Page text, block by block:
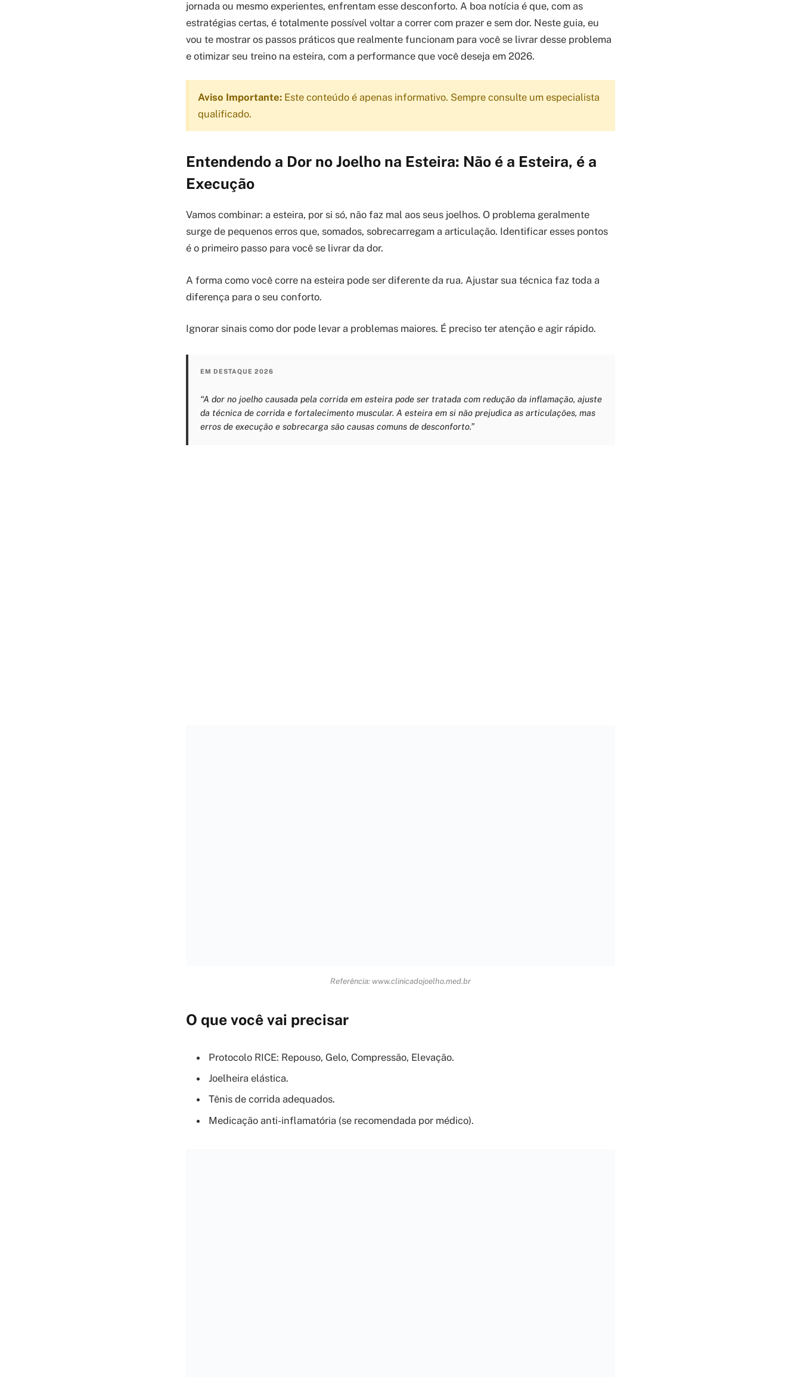
jornada ou mesmo experientes, enfrentam esse desconforto. A boa notícia é que, com as
estratégias certas, é totalmente possível voltar a correr com prazer e sem dor. Neste guia, eu
vou te mostrar os passos práticos que realmente funcionam para você se livrar desse problema
e otimizar seu treino na esteira, com a performance que você deseja em 2026.
Aviso Importante: Este conteúdo é apenas informativo. Sempre consulte um especialista
qualificado.
Entendendo a Dor no Joelho na Esteira: Não é a Esteira, é a
Execução
Vamos combinar: a esteira, por si só, não faz mal aos seus joelhos. O problema geralmente
surge de pequenos erros que, somados, sobrecarregam a articulação. Identificar esses pontos
é o primeiro passo para você se livrar da dor.
A forma como você corre na esteira pode ser diferente da rua. Ajustar sua técnica faz toda a
diferença para o seu conforto.
Ignorar sinais como dor pode levar a problemas maiores. É preciso ter atenção e agir rápido.
EM DESTAQUE 2026
“A dor no joelho causada pela corrida em esteira pode ser tratada com redução da inflamação, ajuste
da técnica de corrida e fortalecimento muscular. A esteira em si não prejudica as articulações, mas
erros de execução e sobrecarga são causas comuns de desconforto.”
Referência: www.clinicadojoelho.med.br
O que você vai precisar
Protocolo RICE: Repouso, Gelo, Compressão, Elevação.
Joelheira elástica.
Tênis de corrida adequados.
Medicação anti-inflamatória (se recomendada por médico).